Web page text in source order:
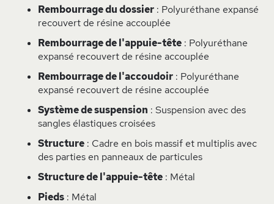
Rembourrage du dossier : Polyuréthane expansé
recouvert de résine accouplée
Rembourrage de l'appuie-tête : Polyuréthane
expansé recouvert de résine accouplée
Rembourrage de l'accoudoir : Polyuréthane
expansé recouvert de résine accouplée
Système de suspension : Suspension avec des
sangles élastiques croisées
Structure : Cadre en bois massif et multiplis avec
des parties en panneaux de particules
Structure de l'appuie-tête : Métal
Pieds : Métal